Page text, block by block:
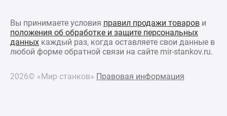
Вы принимаете условия правил продажи товаров и
положения об обработке и защите персональных
данных каждый раз, когда оставляете свои данные в
любой форме обратной связи на сайте mir-stankov.ru.
2026© «Мир станков» Правовая информация